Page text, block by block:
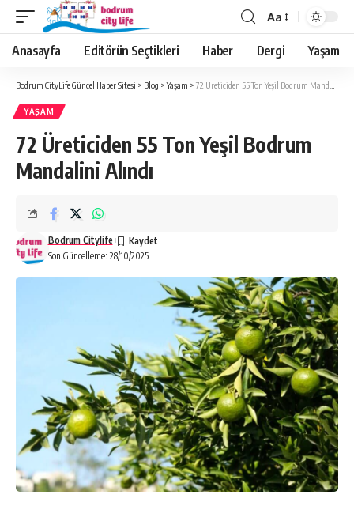
Aa
Anasayfa Editörün Seçtikleri Haber Dergi Yaşam
Bodrum CityLife Güncel Haber Sitesi > Blog >Yaşam > 72 Üreticiden 55 Ton Yeşil Bodrum Mandalini Alındı
YAŞAM
72 Üreticiden 55 Ton Yeşil Bodrum
Mandalini Alındı
Son Güncelleme: 28/10/2025
Bodrum Citylife